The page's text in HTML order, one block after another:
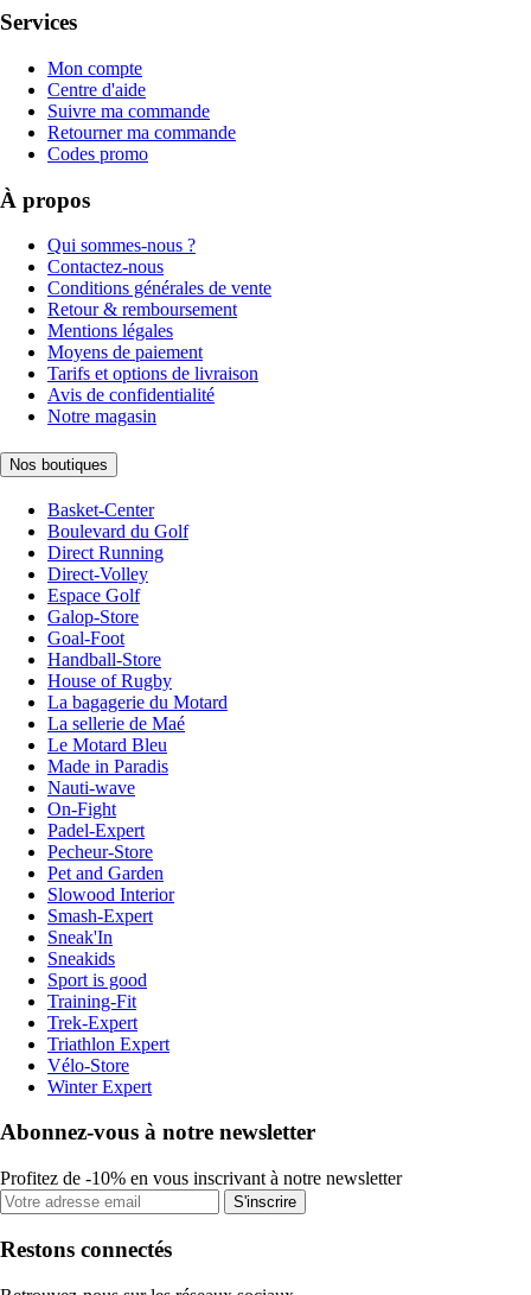
Services
Mon compte
Centre d'aide
Suivre ma commande
Retourner ma commande
Codes promo
À propos
Qui sommes-nous ?
Contactez-nous
Conditions générales de vente
Retour & remboursement
Mentions légales
Moyens de paiement
Tarifs et options de livraison
Avis de confidentialité
Notre magasin
Nos boutiques
Basket-Center
Boulevard du Golf
Direct Running
Direct-Volley
Espace Golf
Galop-Store
Goal-Foot
Handball-Store
House of Rugby
La bagagerie du Motard
La sellerie de Maé
Le Motard Bleu
Made in Paradis
Nauti-wave
On-Fight
Padel-Expert
Pecheur-Store
Pet and Garden
Slowood Interior
Smash-Expert
Sneak'In
Sneakids
Sport is good
Training-Fit
Trek-Expert
Triathlon Expert
Vélo-Store
Winter Expert
Abonnez-vous à notre newsletter
Profitez de -10% en vous inscrivant à notre newsletter
S'inscrire
Restons connectés